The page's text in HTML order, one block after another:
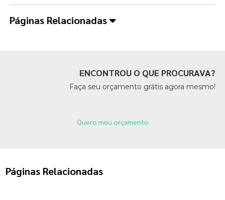
Páginas Relacionadas
ENCONTROU O QUE PROCURAVA?
Faça seu orçamento grátis agora mesmo!
Quero meu orçamento
Páginas Relacionadas